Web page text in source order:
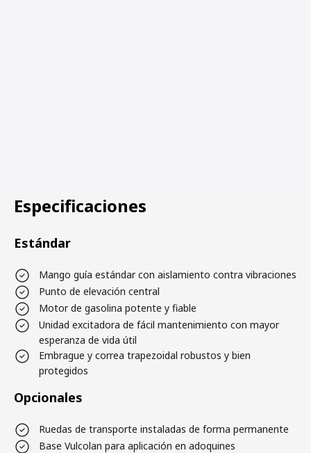
Especificaciones
Estándar
Mango guía estándar con aislamiento contra vibraciones
Punto de elevación central
Motor de gasolina potente y fiable
Unidad excitadora de fácil mantenimiento con mayor
esperanza de vida útil
Embrague y correa trapezoidal robustos y bien
protegidos
Opcionales
Ruedas de transporte instaladas de forma permanente
Base Vulcolan para aplicación en adoquines